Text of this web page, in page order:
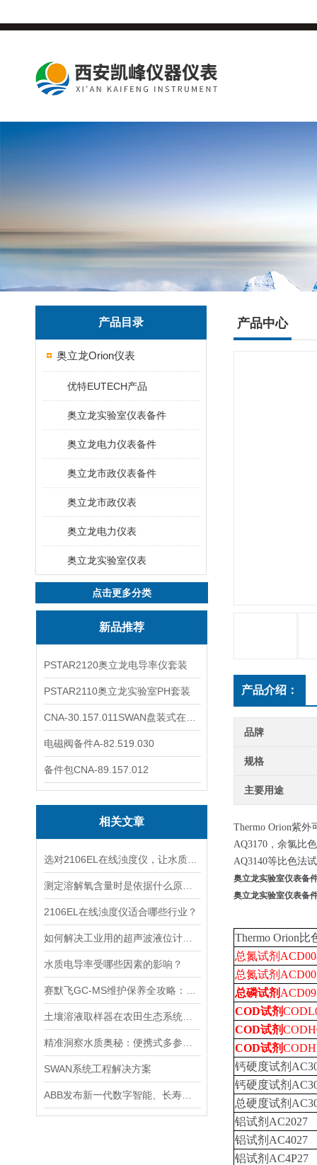
产品目录
奥立龙Orion仪表
优特EUTECH产品
奥立龙实验室仪表备件
奥立龙电力仪表备件
奥立龙市政仪表备件
奥立龙市政仪表
奥立龙电力仪表
奥立龙实验室仪表
点击更多分类
新品推荐
PSTAR2120奥立龙电导率仪套装
PSTAR2110奥立龙实验室PH套装
电磁阀备件A-82.519.030
备件包CNA-89.157.012
相关文章
2106EL在线浊度仪适合哪些行业？
水质电导率受哪些因素的影响？
SWAN系统工程解决方案
产品中心
产品介绍：
品牌
规格
主要用途
Thermo Orion紫外
AQ3170，余氯比
AQ3140等比色法
奥立龙实验室仪表备
奥立龙实验室仪表备
Thermo Orion比
总氮试剂
总氮试剂
总磷试剂
COD试剂
COD试剂
COD试剂
钙硬度试剂
钙硬度试剂
总硬度试剂
铝试剂AC2027
铝试剂AC4027
铝试剂AC4P27